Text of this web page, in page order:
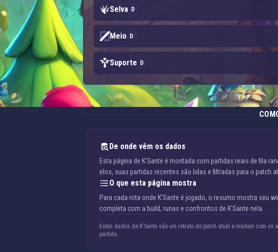
Selva D
Meio D
Suporte D
De onde vêm os dados
Esta página de K'Sante é montada com partidas reais de fila
elos, suas partidas recentes são lidas e filtradas para o patch
O que esta página mostra
Para cada rota onde K'Sante é jogado, o resumo mostra seu
completa com a build, runas e confrontos de K'Sante nela.
Estes dados de K'Sante são um retrato do patch atual e mudam com
partida.